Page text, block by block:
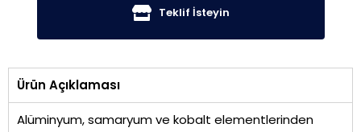
Teklif İsteyin
Ürün Açıklaması
Alüminyum, samaryum ve kobalt elementlerinden